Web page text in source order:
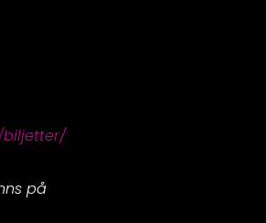
biljetter/
på